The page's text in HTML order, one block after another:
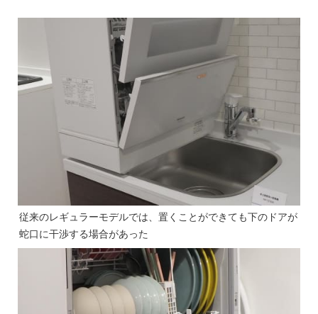
従来のレギュラーモデルでは、置くことができても下のドアが
蛇口に干渉する場合があった